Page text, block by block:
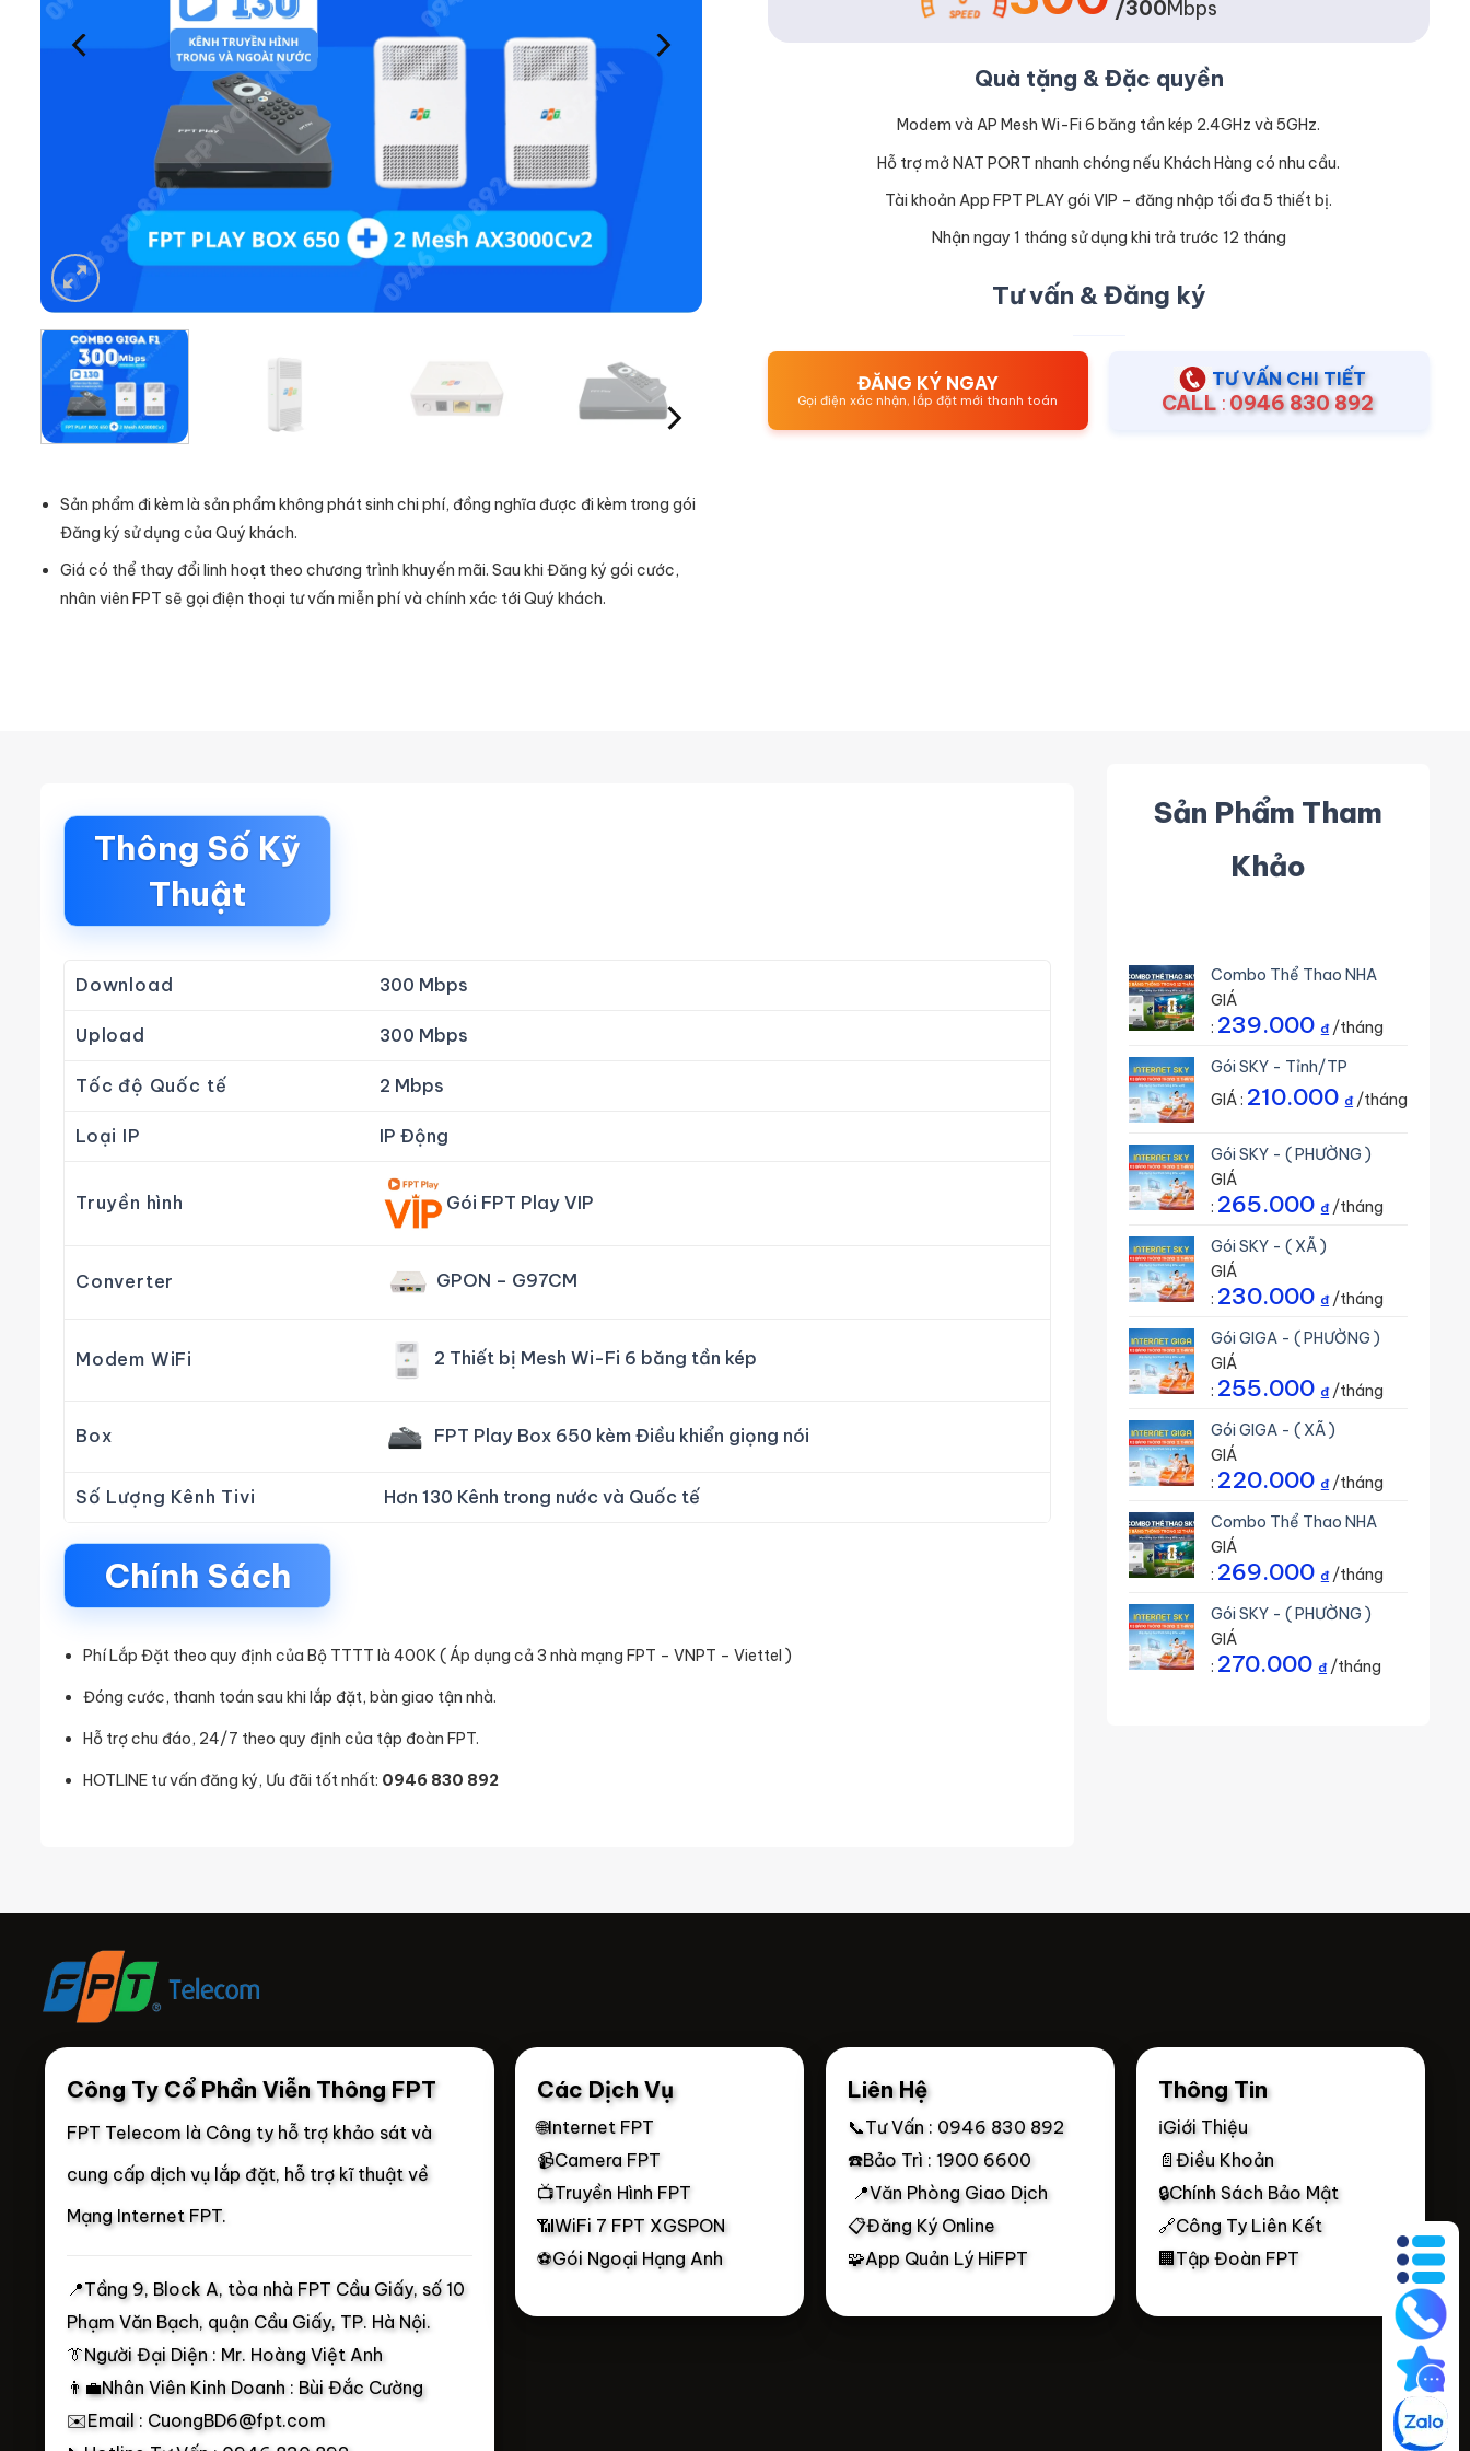
Sản phẩm đi kèm là sản phẩm không phát sinh chi phí, đồng nghĩa được đi kèm trong gói
Đăng ký sử dụng của Quý khách.
Giá có thể thay đổi linh hoạt theo chương trình khuyến mãi. Sau khi Đăng ký gói cước,
nhân viên FPT sẽ gọi điện thoại tư vấn miễn phí và chính xác tới Quý khách.
/300Mbps
Quà tặng & Đặc quyền
Modem và AP Mesh Wi-Fi 6 băng tần kép 2.4GHz và 5GHz.
Hỗ trợ mở NAT PORT nhanh chóng nếu Khách Hàng có nhu cầu.
Tài khoản App FPT PLAY gói VIP – đăng nhập tối đa 5 thiết bị.
Nhận ngay 1 tháng sử dụng khi trả trước 12 tháng
Tư vấn & Đăng ký
ĐĂNG KÝ NGAY
Gọi điện xác nhận, lắp đặt mới thanh toán
TƯ VẤN CHI TIẾT
CALL : 0946 830 892
Thông Số Kỹ
Thuật
Download 300 Mbps
Upload 300 Mbps
Tốc độ Quốc tế 2 Mbps
Loại IP IP Động
Truyền hình Gói FPT Play VIP
Converter GPON – G97CM
Modem WiFi 2 Thiết bị Mesh Wi-Fi 6 băng tần kép
Box FPT Play Box 650 kèm Điều khiển giọng nói
Số Lượng Kênh Tivi Hơn 130 Kênh trong nước và Quốc tế
Chính Sách
Phí Lắp Đặt theo quy định của Bộ TTTT là 400K ( Áp dụng cả 3 nhà mạng FPT – VNPT – Viettel )
Đóng cước, thanh toán sau khi lắp đặt, bàn giao tận nhà.
Hỗ trợ chu đáo, 24/7 theo quy định của tập đoàn FPT.
HOTLINE tư vấn đăng ký, Ưu đãi tốt nhất: 0946 830 892
Sản Phẩm Tham
Khảo
Combo Thể Thao NHA
GIÁ
: 239.000 ₫/tháng
Gói SKY - Tỉnh/TP
GIÁ : 210.000 ₫/tháng
Gói SKY - ( PHƯỜNG )
GIÁ
: 265.000 ₫/tháng
Gói SKY - ( XÃ )
GIÁ
: 230.000 ₫/tháng
Gói GIGA - ( PHƯỜNG )
GIÁ
: 255.000 ₫/tháng
Gói GIGA - ( XÃ )
GIÁ
: 220.000 ₫/tháng
Combo Thể Thao NHA
GIÁ
: 269.000 ₫/tháng
Gói SKY - ( PHƯỜNG )
GIÁ
: 270.000 ₫/tháng
Công Ty Cổ Phần Viễn Thông FPT
FPT Telecom là Công ty hỗ trợ khảo sát và
cung cấp dịch vụ lắp đặt, hỗ trợ kĩ thuật về
Mạng Internet FPT.
📍Tầng 9, Block A, tòa nhà FPT Cầu Giấy, số 10
Phạm Văn Bạch, quận Cầu Giấy, TP. Hà Nội.
👔Người Đại Diện : Mr. Hoàng Việt Anh
👨‍💼Nhân Viên Kinh Doanh : Bùi Đắc Cường
✉️Email : CuongBD6@fpt.com
Các Dịch Vụ
🌐Internet FPT
📹Camera FPT
📺Truyền Hình FPT
📶WiFi 7 FPT XGSPON
⚽Gói Ngoại Hạng Anh
Liên Hệ
📞Tư Vấn : 0946 830 892
☎️Bảo Trì : 1900 6600
📍Văn Phòng Giao Dịch
📋Đăng Ký Online
🧩App Quản Lý HiFPT
Thông Tin
ℹ️Giới Thiệu
📄Điều Khoản
🔒Chính Sách Bảo Mật
🔗Công Ty Liên Kết
🏢Tập Đoàn FPT